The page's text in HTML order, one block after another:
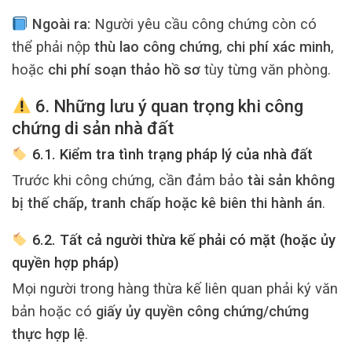
Ngoài ra: Người yêu cầu công chứng còn có
thể phải nộp thù lao công chứng, chi phí xác minh,
hoặc chi phí soạn thảo hồ sơ tùy từng văn phòng.
6. Những lưu ý quan trọng khi công
chứng di sản nhà đất
6.1. Kiểm tra tình trạng pháp lý của nhà đất
Trước khi công chứng, cần đảm bảo tài sản không
bị thế chấp, tranh chấp hoặc kê biên thi hành án.
6.2. Tất cả người thừa kế phải có mặt (hoặc ủy
quyền hợp pháp)
Mọi người trong hàng thừa kế liên quan phải ký văn
bản hoặc có giấy ủy quyền công chứng/chứng
thực hợp lệ.